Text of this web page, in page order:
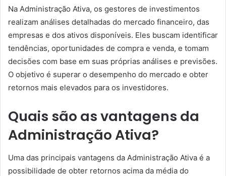
Na Administração Ativa, os gestores de investimentos
realizam análises detalhadas do mercado financeiro, das
empresas e dos ativos disponíveis. Eles buscam identificar
tendências, oportunidades de compra e venda, e tomam
decisões com base em suas próprias análises e previsões.
O objetivo é superar o desempenho do mercado e obter
retornos mais elevados para os investidores.
Quais são as vantagens da
Administração Ativa?
Uma das principais vantagens da Administração Ativa é a
possibilidade de obter retornos acima da média do